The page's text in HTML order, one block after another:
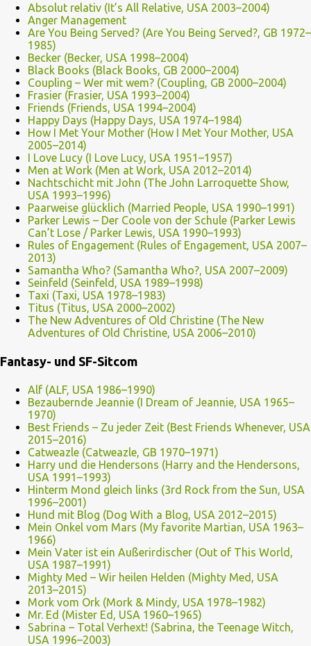
Absolut relativ (It’s All Relative, USA 2003–2004)
Anger Management
Are You Being Served? (Are You Being Served?, GB 1972–
1985)
Becker (Becker, USA 1998–2004)
Black Books (Black Books, GB 2000–2004)
Coupling – Wer mit wem? (Coupling, GB 2000–2004)
Frasier (Frasier, USA 1993–2004)
Friends (Friends, USA 1994–2004)
Happy Days (Happy Days, USA 1974–1984)
How I Met Your Mother (How I Met Your Mother, USA
2005–2014)
I Love Lucy (I Love Lucy, USA 1951–1957)
Men at Work (Men at Work, USA 2012–2014)
Nachtschicht mit John (The John Larroquette Show,
USA 1993–1996)
Paarweise glücklich (Married People, USA 1990–1991)
Parker Lewis – Der Coole von der Schule (Parker Lewis
Can’t Lose / Parker Lewis, USA 1990–1993)
Rules of Engagement (Rules of Engagement, USA 2007–
2013)
Samantha Who? (Samantha Who?, USA 2007–2009)
Seinfeld (Seinfeld, USA 1989–1998)
Taxi (Taxi, USA 1978–1983)
Titus (Titus, USA 2000–2002)
The New Adventures of Old Christine (The New
Adventures of Old Christine, USA 2006–2010)
Fantasy- und SF-Sitcom
Alf (ALF, USA 1986–1990)
Bezaubernde Jeannie (I Dream of Jeannie, USA 1965–
1970)
Best Friends – Zu jeder Zeit (Best Friends Whenever, USA
2015–2016)
Catweazle (Catweazle, GB 1970–1971)
Harry und die Hendersons (Harry and the Hendersons,
USA 1991–1993)
Hinterm Mond gleich links (3rd Rock from the Sun, USA
1996–2001)
Hund mit Blog (Dog With a Blog, USA 2012–2015)
Mein Onkel vom Mars (My favorite Martian, USA 1963–
1966)
Mein Vater ist ein Außerirdischer (Out of This World,
USA 1987–1991)
Mighty Med – Wir heilen Helden (Mighty Med, USA
2013–2015)
Mork vom Ork (Mork & Mindy, USA 1978–1982)
Mr. Ed (Mister Ed, USA 1960–1965)
Sabrina – Total Verhext! (Sabrina, the Teenage Witch,
USA 1996–2003)